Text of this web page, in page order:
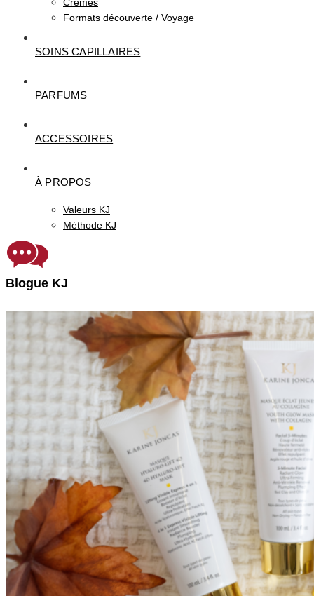
Formats découverte / Voyage
SOINS CAPILLAIRES
PARFUMS
ACCESSOIRES
À PROPOS
Valeurs KJ
Méthode KJ
Blogue KJ